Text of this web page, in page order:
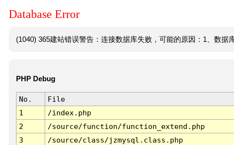
Database Error
(1040) 365建站错误警告：连接数据库失败，可能的原因：1、数据
PHP Debug
No. File
1
/index.php
2
/source/function/function_extend.php
3
/source/class/jzmysql.class.php